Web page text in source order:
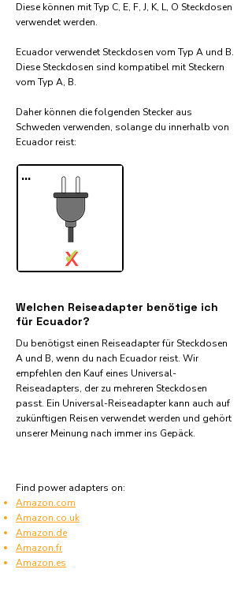
Diese können mit Typ C, E, F, J, K, L, O Steckdosen
verwendet werden.
Ecuador verwendet Steckdosen vom Typ A und B.
Diese Steckdosen sind kompatibel mit Steckern
vom Typ A, B.
Daher können die folgenden Stecker aus
Schweden verwenden, solange du innerhalb von
Ecuador reist:​
...
X
✓
Welchen Reiseadapter benötige ich
für Ecuador?
Du benötigst einen Reiseadapter für Steckdosen
A und B, wenn du nach Ecuador reist. Wir
empfehlen den Kauf eines Universal-
Reiseadapters, der zu mehreren Steckdosen
passt. Ein Universal-Reiseadapter kann auch auf
zukünftigen Reisen verwendet werden und gehört
unserer Meinung nach immer ins Gepäck.
Find power adapters on:
Amazon.com
Amazon.co.uk
Amazon.de
Amazon.fr
Amazon.es